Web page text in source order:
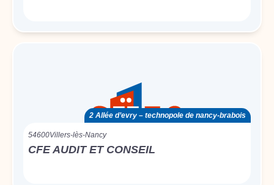
2 Allée d’evry – technopole de nancy-brabois
54600Villers-lès-Nancy
CFE AUDIT ET CONSEIL